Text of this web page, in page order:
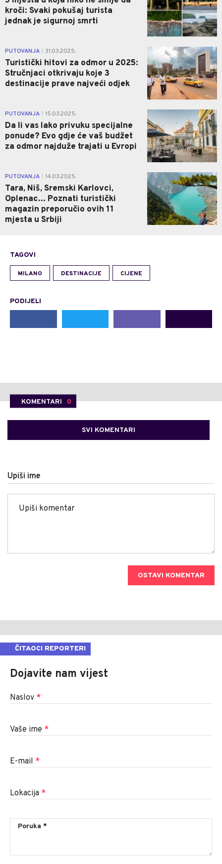
kroči: Svaki pokušaj turista
jednak je sigurnoj smrti
PUTOVANJA 31.03.2025.
Turistički hitovi za odmor u 2025:
Stručnjaci otkrivaju koje 3
destinacije prave najveći odjek
0
PUTOVANJA 15.03.2025.
Da li vas lako privuku specijalne
ponude? Evo gdje će vaš budžet
za odmor najduže trajati u Evropi
0
PUTOVANJA 14.03.2025.
Tara, Niš, Sremski Karlovci,
Oplenac... Poznati turistički
magazin preporučio ovih 11
mjesta u Srbiji
0
TAGOVI
MILANO DESTINACIJE CIJENE
PODIJELI
KOMENTARI 0
SVI KOMENTARI
Upiši ime
OSTAVI KOMENTAR
ČITAOCI REPORTERI
Dojavite nam vijest
Naslov *
Vaše ime *
E-mail *
Lokacija *